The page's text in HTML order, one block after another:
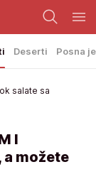
Deserti Posna
salate sa
I
a možete